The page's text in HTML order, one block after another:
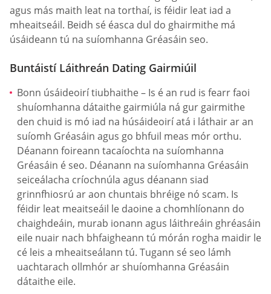
agus más maith leat na torthaí, is féidir leat iad a
mheaitseáil. Beidh sé éasca dul do ghairmithe má
úsáideann tú na suíomhanna Gréasáin seo.
Buntáistí Láithreán Dating Gairmiúil
Bonn úsáideoirí tiubhaithe – Is é an rud is fearr faoi
shuíomhanna dátaithe gairmiúla ná gur gairmithe
den chuid is mó iad na húsáideoirí atá i láthair ar an
suíomh Gréasáin agus go bhfuil meas mór orthu.
Déanann foireann tacaíochta na suíomhanna
Gréasáin é seo. Déanann na suíomhanna Gréasáin
seiceálacha críochnúla agus déanann siad
grinnfhiosrú ar aon chuntais bhréige nó scam. Is
féidir leat meaitseáil le daoine a chomhlíonann do
chaighdeáin, murab ionann agus láithreáin ghréasáin
eile nuair nach bhfaigheann tú mórán rogha maidir le
cé leis a mheaitseálann tú. Tugann sé seo lámh
uachtarach ollmhór ar shuíomhanna Gréasáin
dátaithe eile.